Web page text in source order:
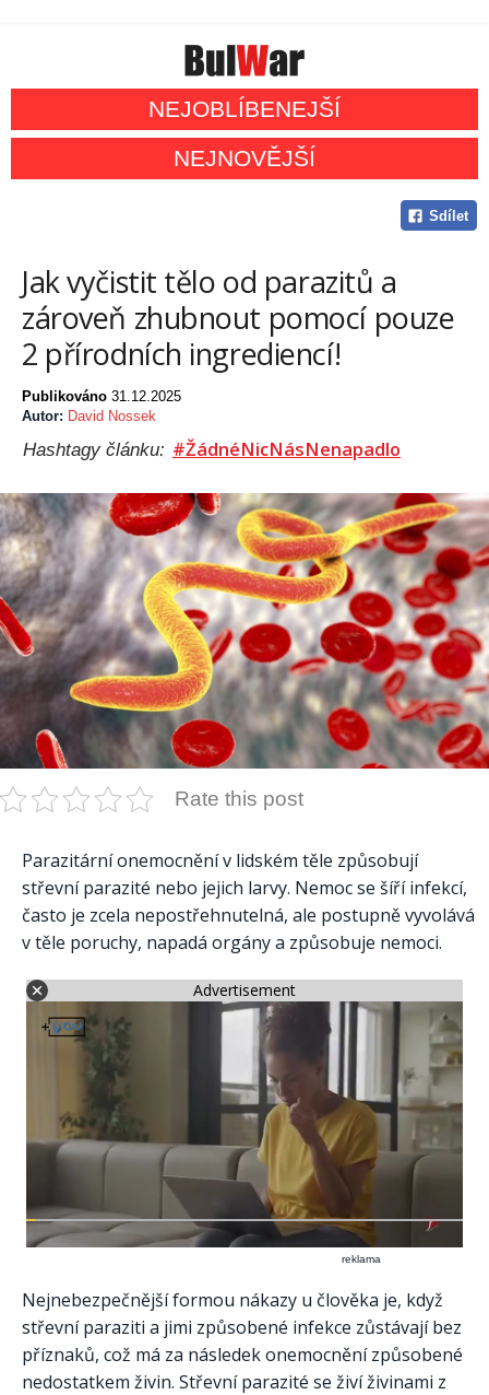
NEJOBLÍBENEJŠÍ
NEJNOVĚJŠÍ
Sdílet
Jak vyčistit tělo od parazitů a
zároveň zhubnout pomocí pouze
2 přírodních ingrediencí!
Publikováno 31.12.2025
Autor: David Nossek
Hashtagy článku: #ŽádnéNicNásNenapadlo
Rate this post
Parazitární onemocnění v lidském těle způsobují
střevní parazité nebo jejich larvy. Nemoc se šíří infekcí,
často je zcela nepostřehnutelná, ale postupně vyvolává
v těle poruchy, napadá orgány a způsobuje nemoci.
Advertisement
reklama
Nejnebezpečnější formou nákazy u člověka je, když
střevní paraziti a jimi způsobené infekce zůstávají bez
příznaků, což má za následek onemocnění způsobené
nedostatkem živin. Střevní parazité se živí živinami z